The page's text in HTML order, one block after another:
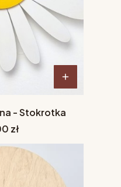
- Stokrotka
zł